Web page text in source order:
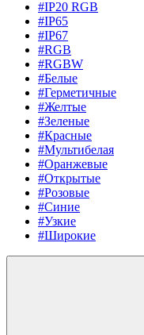
#IP20 RGB
#IP65
#IP67
#RGB
#RGBW
#Белые
#Герметичные
#Желтые
#Зеленые
#Красные
#Мультибелая
#Оранжевые
#Открытые
#Розовые
#Синие
#Узкие
#Широкие